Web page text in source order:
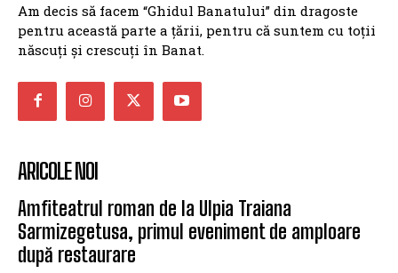
Am decis să facem “Ghidul Banatului” din dragoste
pentru această parte a țării, pentru că suntem cu toții
născuți și crescuți în Banat.
ARICOLE NOI
Amfiteatrul roman de la Ulpia Traiana
Sarmizegetusa, primul eveniment de amploare
după restaurare